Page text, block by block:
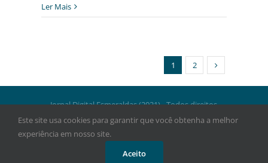
Ler Mais
1 2
Jornal Digital Esmeraldas (2021) - Todos direitos
reservados.
FacebookInstagram
Este site usa cookies para garantir que você obtenha a melhor
experiência em nosso site.
Aceito